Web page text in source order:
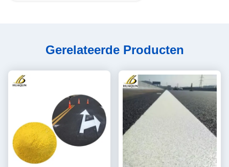
Gerelateerde Producten